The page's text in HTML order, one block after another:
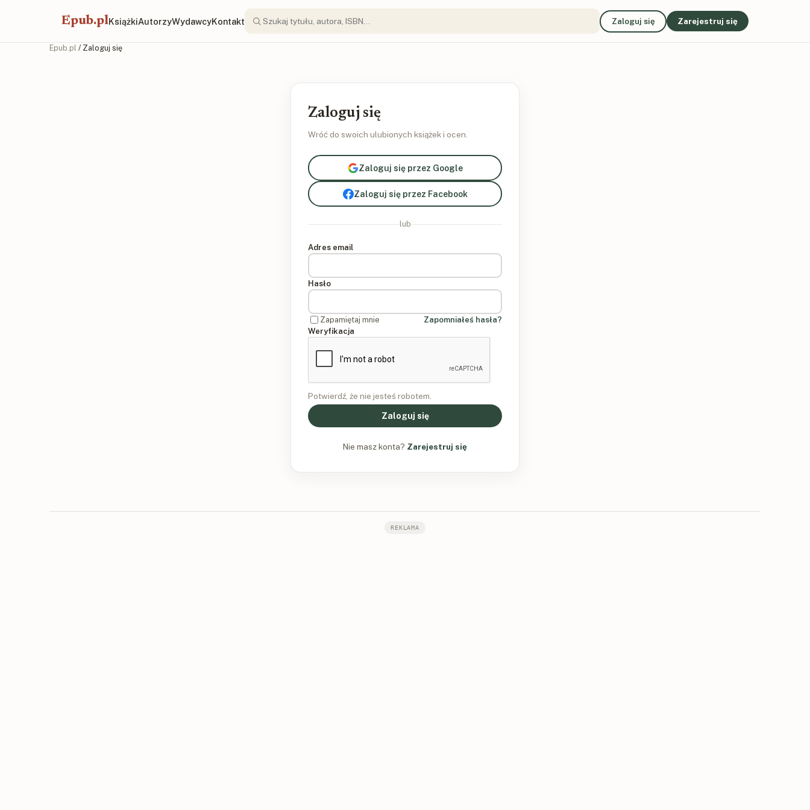
Epub.plKsiążkiAutorzyWydawcyKontakt Zaloguj się Zarejestruj się
Epub.pl / Zaloguj się
Zaloguj się
Wróć do swoich ulubionych książek i ocen.
Zaloguj się przez Google
Zaloguj się przez Facebook
lub
Adres email
Hasło
Zapamiętaj mnie
Zapomniałeś hasła?
Weryfikacja
Potwierdź, że nie jesteś robotem.
Zaloguj się
Nie masz konta? Zarejestruj się
REKLAMA